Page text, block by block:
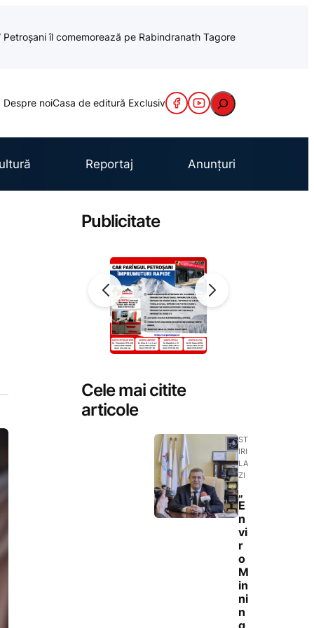
Petroșani îl comemorează pe Rabindranath Tagore
Despre noiCasa de editură Exclusiv Caută
Reportaj Anunțuri
Publicitate
Cele mai citite
articole
ST
IRI
LA
ZI
„
E
n
vi
r
o
M
in
ni
n
g